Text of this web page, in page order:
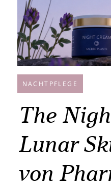
NACHTPFLEGE
The
Lunar
von